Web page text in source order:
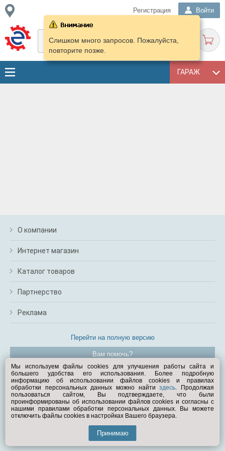
Регистрация Войти
ГАРАЖ
Слишком много запросов. Пожалуйста,
повторите позже.
О компании
Интернет магазин
Каталог товаров
Партнерство
Реклама
Перейти на полную версию
Вам помочь?
© Exist.ru 1998—2026
Мы используем файлы cookies для улучшения работы сайта и
большего удобства его использования. Более подробную
информацию об использовании файлов cookies и правилах
обработки персональных данных можно найтиздесь. Продолжая
пользоваться сайтом, Вы подтверждаете, что были
проинформированы об использовании файлов cookies и согласны с
нашими правилами обработки персональных данных. Вы можете
отключить файлы cookies в настройках Вашего браузера.
Принимаю